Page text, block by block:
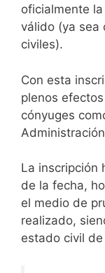
oficialmente
válido (ya sea
civiles).
Con esta
plenos
cónyuges
La inscripción
de la fecha,
el medio de
realizado,
estado civil